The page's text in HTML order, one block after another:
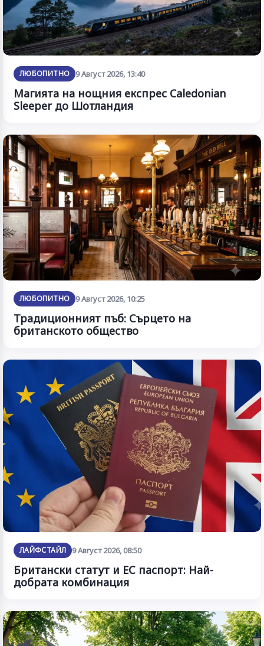
ЛЮБОПИТНО 9 Август 2026, 13:40
Магията на нощния експрес Caledonian
Sleeper до Шотландия
ЛЮБОПИТНО 9 Август 2026, 10:25
Традиционният пъб: Сърцето на
британското общество
ЛАЙФСТАЙЛ 9 Август 2026, 08:50
Британски статут и ЕС паспорт: Най-
добрата комбинация